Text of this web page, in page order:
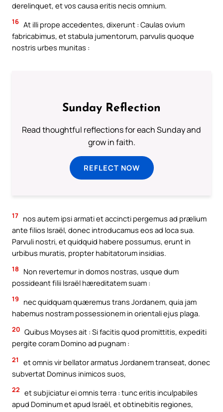
derelinquet, et vos causa eritis necis omnium.
16 At illi prope accedentes, dixerunt : Caulas ovium
fabricabimus, et stabula jumentorum, parvulis quoque
nostris urbes munitas :
Sunday Reflection
Read thoughtful reflections for each Sunday and
grow in faith.
REFLECT NOW
17 nos autem ipsi armati et accincti pergemus ad prælium
ante filios Israël, donec introducamus eos ad loca sua.
Parvuli nostri, et quidquid habere possumus, erunt in
urbibus muratis, propter habitatorum insidias.
18
Non revertemur in domos nostras, usque dum
possideant filii Israël hæreditatem suam :
19
nec quidquam quæremus trans Jordanem, quia jam
habemus nostram possessionem in orientali ejus plaga.
20 Quibus Moyses ait : Si facitis quod promittitis, expediti
pergite coram Domino ad pugnam :
21
et omnis vir bellator armatus Jordanem transeat, donec
subvertat Dominus inimicos suos,
22 et subjiciatur ei omnis terra : tunc eritis inculpabiles
apud Dominum et apud Israël, et obtinebitis regiones,